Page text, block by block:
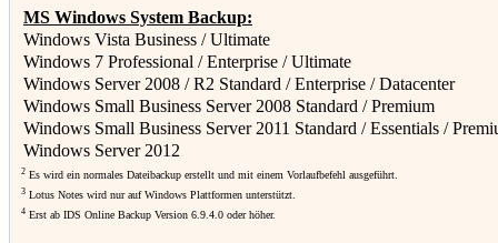
MS Windows System Backup:
Windows Vista Business / Ultimate
Windows 7 Professional / Enterprise / Ultimate
Windows Server 2008 / R2 Standard / Enterprise / Datacenter
Windows Small Business Server 2008 Standard / Premium
Windows Small Business Server 2011 Standard / Essentials /
Windows Server 2012
2 Es wird ein normales Dateibackup erstellt und mit einem Vorlaufbefehl ausgeführt.
3 Lotus Notes wird nur auf Windows Plattformen unterstützt.
4 Erst ab IDS Online Backup Version 6.9.4.0 oder höher.